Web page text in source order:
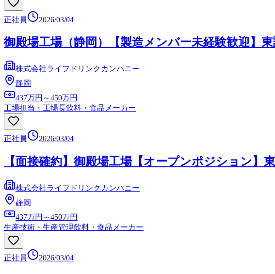
正社員 2026/03/04
御殿場工場（静岡）【製造メンバー未経験歓迎】
株式会社ライフドリンクカンパニー
静岡
437万円～450万円
工場担当・工場長飲料・食品メーカー
正社員 2026/03/04
【面接確約】御殿場工場【オープンポジション
株式会社ライフドリンクカンパニー
静岡
437万円～450万円
生産技術・生産管理飲料・食品メーカー
正社員 2026/03/04